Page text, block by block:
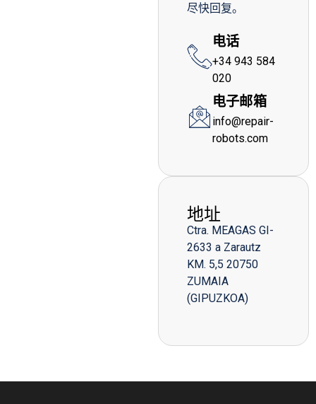
尽快回复。
电话
+34 943 584
020
电子邮箱
info@repair-
robots.com
地址
Ctra. MEAGAS GI-
2633 a Zarautz
KM. 5,5 20750
ZUMAIA
(GIPUZKOA)